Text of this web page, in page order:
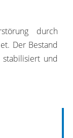
durch
Der Bestand
und